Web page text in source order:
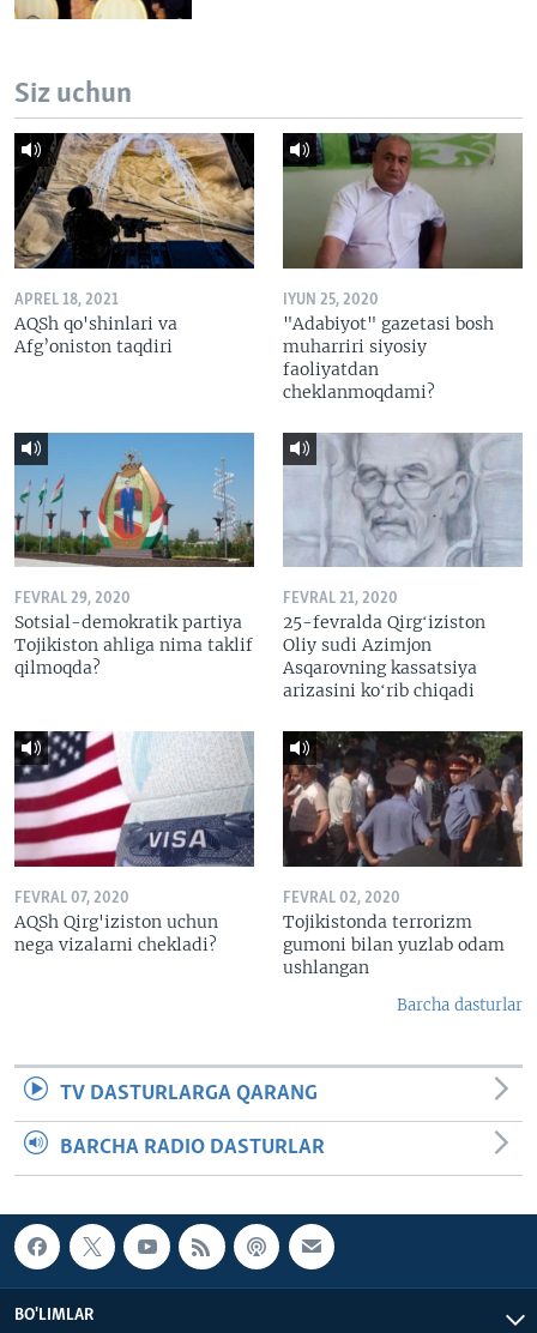
Siz uchun
APREL 18, 2021
AQSh qo'shinlari va
Afg’oniston taqdiri
IYUN 25, 2020
"Adabiyot" gazetasi bosh
muharriri siyosiy
faoliyatdan
cheklanmoqdami?
FEVRAL 29, 2020
Sotsial-demokratik partiya
Tojikiston ahliga nima taklif
qilmoqda?
FEVRAL 21, 2020
25-fevralda Qirgʻiziston
Oliy sudi Azimjon
Asqarovning kassatsiya
arizasini koʻrib chiqadi
FEVRAL 07, 2020
AQSh Qirg'iziston uchun
nega vizalarni chekladi?
FEVRAL 02, 2020
Tojikistonda terrorizm
gumoni bilan yuzlab odam
ushlangan
Barcha dasturlar
TV DASTURLARGA QARANG
BARCHA RADIO DASTURLAR
BO'LIMLAR